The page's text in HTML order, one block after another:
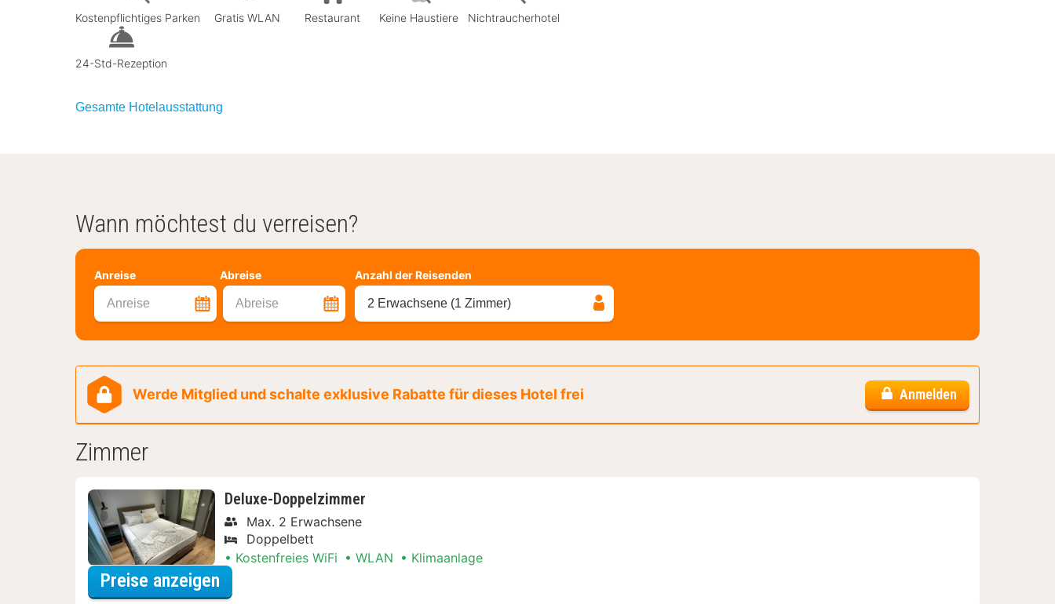
Kostenpflichtiges Parken Gratis WLAN Restaurant Keine Haustiere Nichtraucherhotel
24-Std-Rezeption
Gesamte Hotelausstattung
Wann möchtest du verreisen?
Anreise Abreise
Anreise Abreise
Anzahl der Reisenden
2 Erwachsene (1 Zimmer)
Werde Mitglied und schalte exklusive Rabatte für dieses Hotel frei Anmelden
Zimmer
Deluxe-Doppelzimmer
Max. 2 Erwachsene
Doppelbett
Kostenfreies WiFi
WLAN Klimaanlage
Preise anzeigen